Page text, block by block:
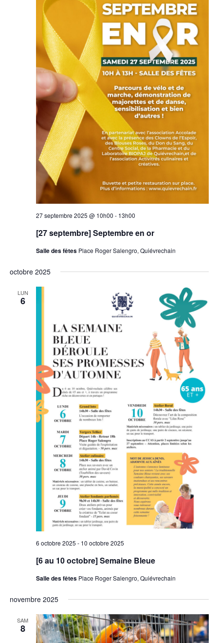
27 septembre 2025 @ 10h00 - 13h00
[27 septembre] Septembre en or
Salle des fêtes Place Roger Salengro, Quiévrechain
octobre 2025
LUN
6
6 octobre 2025 - 10 octobre 2025
[6 au 10 octobre] Semaine Bleue
Salle des fêtes Place Roger Salengro, Quiévrechain
novembre 2025
SAM
8